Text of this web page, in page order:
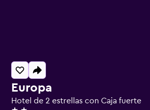
Europa
Hotel de 2 estrellas con Caja fuerte